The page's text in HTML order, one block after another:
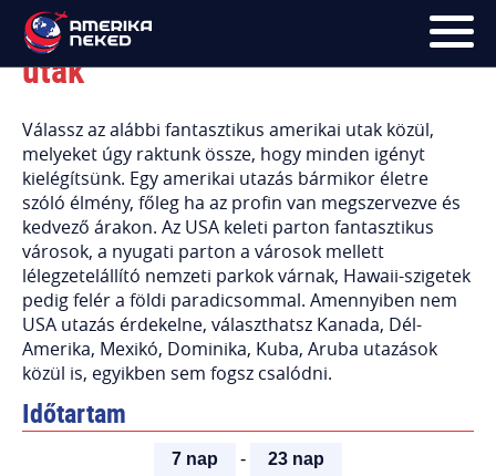
UTAK
HÍRLEVÉL
BLOG
RÓLUNK
KÉPEK
Személyre szabott amerikai
utak
Válassz az alábbi fantasztikus amerikai utak közül,
melyeket úgy raktunk össze, hogy minden igényt
kielégítsünk. Egy amerikai utazás bármikor életre
szóló élmény, főleg ha az profin van megszervezve és
kedvező árakon. Az USA keleti parton fantasztikus
városok, a nyugati parton a városok mellett
lélegzetelállító nemzeti parkok várnak, Hawaii-szigetek
pedig felér a földi paradicsommal. Amennyiben nem
USA utazás érdekelne, választhatsz Kanada, Dél-
Amerika, Mexikó, Dominika, Kuba, Aruba utazások
közül is, egyikben sem fogsz csalódni.
Időtartam
7 nap - 23 nap